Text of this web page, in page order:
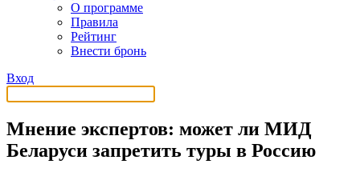
О программе
Правила
Рейтинг
Внести бронь
Вход
Мнение экспертов: может ли МИД
Беларуси запретить туры в Россию